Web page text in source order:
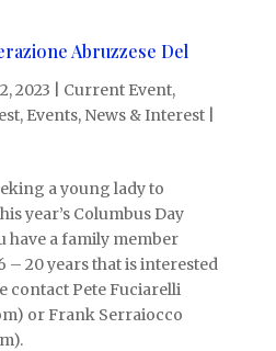
Abruzzese Del
2023 Current Event,
, Events, News & Interest|
a young lady to
year’s Columbus Day
have a family member
– 20 years that is interested
contact Pete Fuciarelli
or Frank Serraiocco